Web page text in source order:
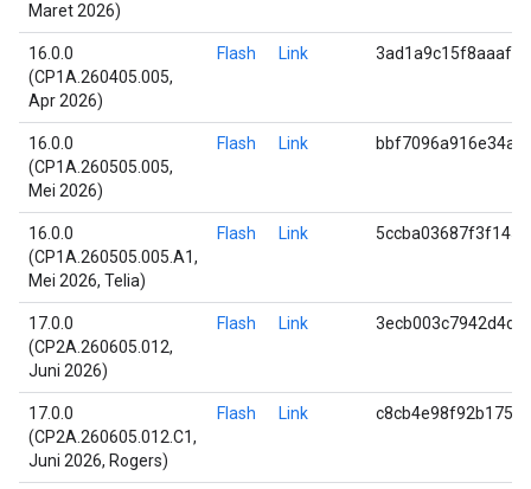
Maret 2026)
16.0.0
(CP1A.260405.005,
Apr 2026)
Flash Link
16.0.0
(CP1A.260505.005,
Mei 2026)
Flash Link
16.0.0
(CP1A.260505.005.A1,
Mei 2026, Telia)
Flash Link
17.0.0
(CP2A.260605.012,
Juni 2026)
Flash Link
17.0.0
(CP2A.260605.012.C1,
Juni 2026, Rogers)
Flash Link